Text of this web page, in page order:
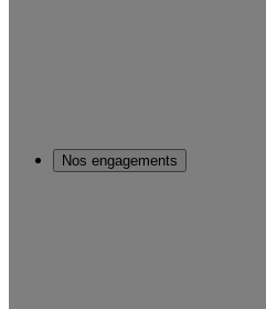
Nos engagements